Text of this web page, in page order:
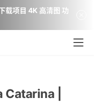
|
载项目 4K 高清图 功